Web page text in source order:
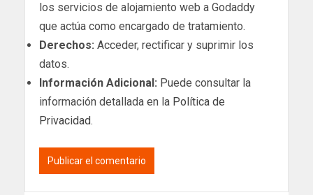
los servicios de alojamiento web a Godaddy
que actúa como encargado de tratamiento.
Derechos: Acceder, rectificar y suprimir los
datos.
Información Adicional: Puede consultar la
información detallada en la Política de
Privacidad.